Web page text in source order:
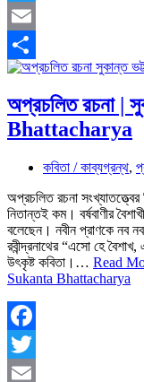
Twitter
Email
Share
অপ্রচলিত রচনা |
Bhattacharya
কবিতা / কাব্যগ্রন্থ,
অপ্রচলিত রচনা
নিতান্তই কম। বর্ষবাণীর
বলেছেন। নবীন প্রাণকে নব
রবীন্দ্রনাথের “এসো হে
উৎকৃষ্ট কবিতা।… Read
Sukanta Bhattacharya
Facebook
Twitter